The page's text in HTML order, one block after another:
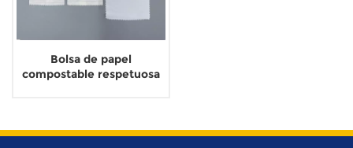
Bolsa de papel
compostable respetuosa
protectores de pantalla